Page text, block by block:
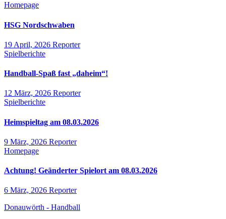
Homepage
HSG Nordschwaben
19 April, 2026 Reporter
Spielberichte
Handball-Spaß fast „daheim“!
12 März, 2026 Reporter
Spielberichte
Heimspieltag am 08.03.2026
9 März, 2026 Reporter
Homepage
Achtung! Geänderter Spielort am 08.03.2026
6 März, 2026 Reporter
Donauwörth - Handball